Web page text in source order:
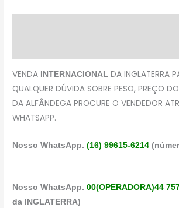
VENDA INTERNACIONAL DA INGLATERRA
QUALQUER DÚVIDA SOBRE PESO, PREÇO
DA ALFÂNDEGA PROCURE O VENDEDOR
WHATSAPP.
Nosso WhatsApp.(16) 99615-6214
Nosso WhatsApp.00(OPERADORA)44
da INGLATERRA)